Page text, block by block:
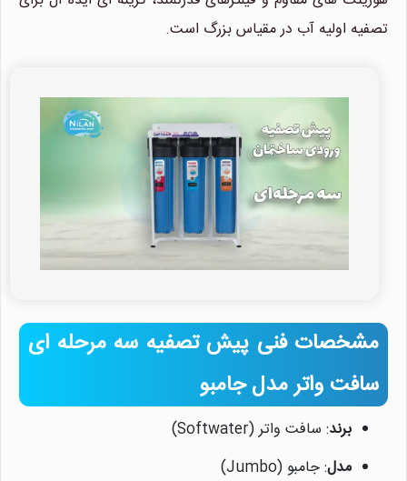
تصفیه اولیه آب در مقیاس بزرگ است.
مشخصات فنی پیش تصفیه سه مرحله ای
سافت واتر مدل جامبو
برند: سافت واتر (Softwater)
مدل: جامبو (Jumbo)